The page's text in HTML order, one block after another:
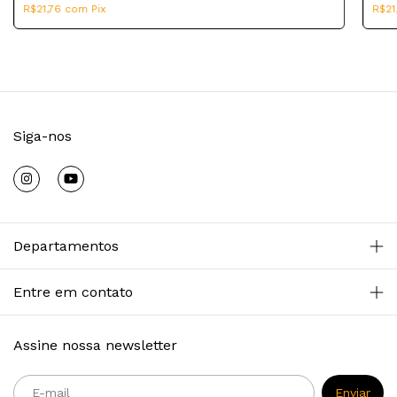
R$21,76 com Pix
Siga-nos
Departamentos
Entre em contato
Assine nossa newsletter